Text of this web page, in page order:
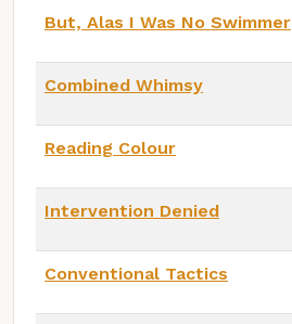
But, Alas I Was No Swimmer
Combined Whimsy
Reading Colour
Intervention Denied
Conventional Tactics